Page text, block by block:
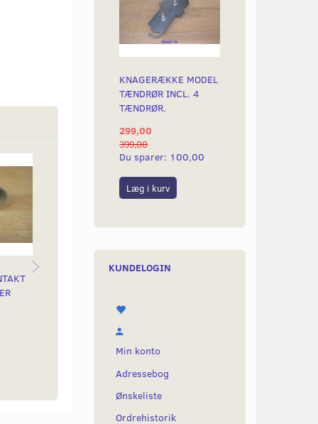
KNAGERÆKKE MODEL
TÆNDRØR INCL. 4
TÆNDRØR.
299,00
399,00
Du sparer: 100,00
Læg i kurv
KUNDELOGIN
Min konto
Adressebog
Ønskeliste
Ordrehistorik